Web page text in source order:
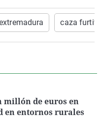
caza furtiva
millón de euros en
en entornos rurales